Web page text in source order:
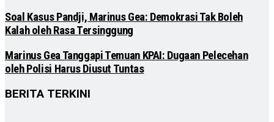
Soal Kasus Pandji, Marinus Gea: Demokrasi Tak Boleh
Kalah oleh Rasa Tersinggung
Marinus Gea Tanggapi Temuan KPAI: Dugaan Pelecehan
oleh Polisi Harus Diusut Tuntas
BERITA TERKINI